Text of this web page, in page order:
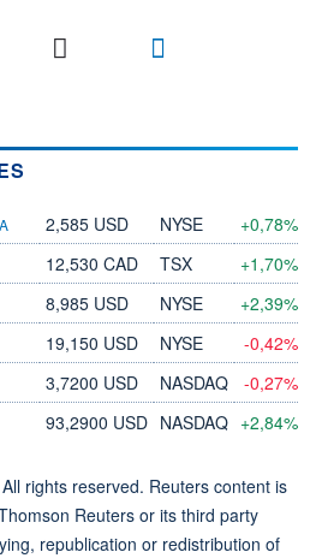
2,585 USD NYSE +0,78%
12,530 CAD TSX +1,70%
8,985 USD NYSE +2,39%
19,150 USD NYSE -0,42%
3,7200 USD NASDAQ -0,27%
93,2900 USD NASDAQ +2,84%
rights reserved. Reuters content is
Reuters or its third party
republication or redistribution of